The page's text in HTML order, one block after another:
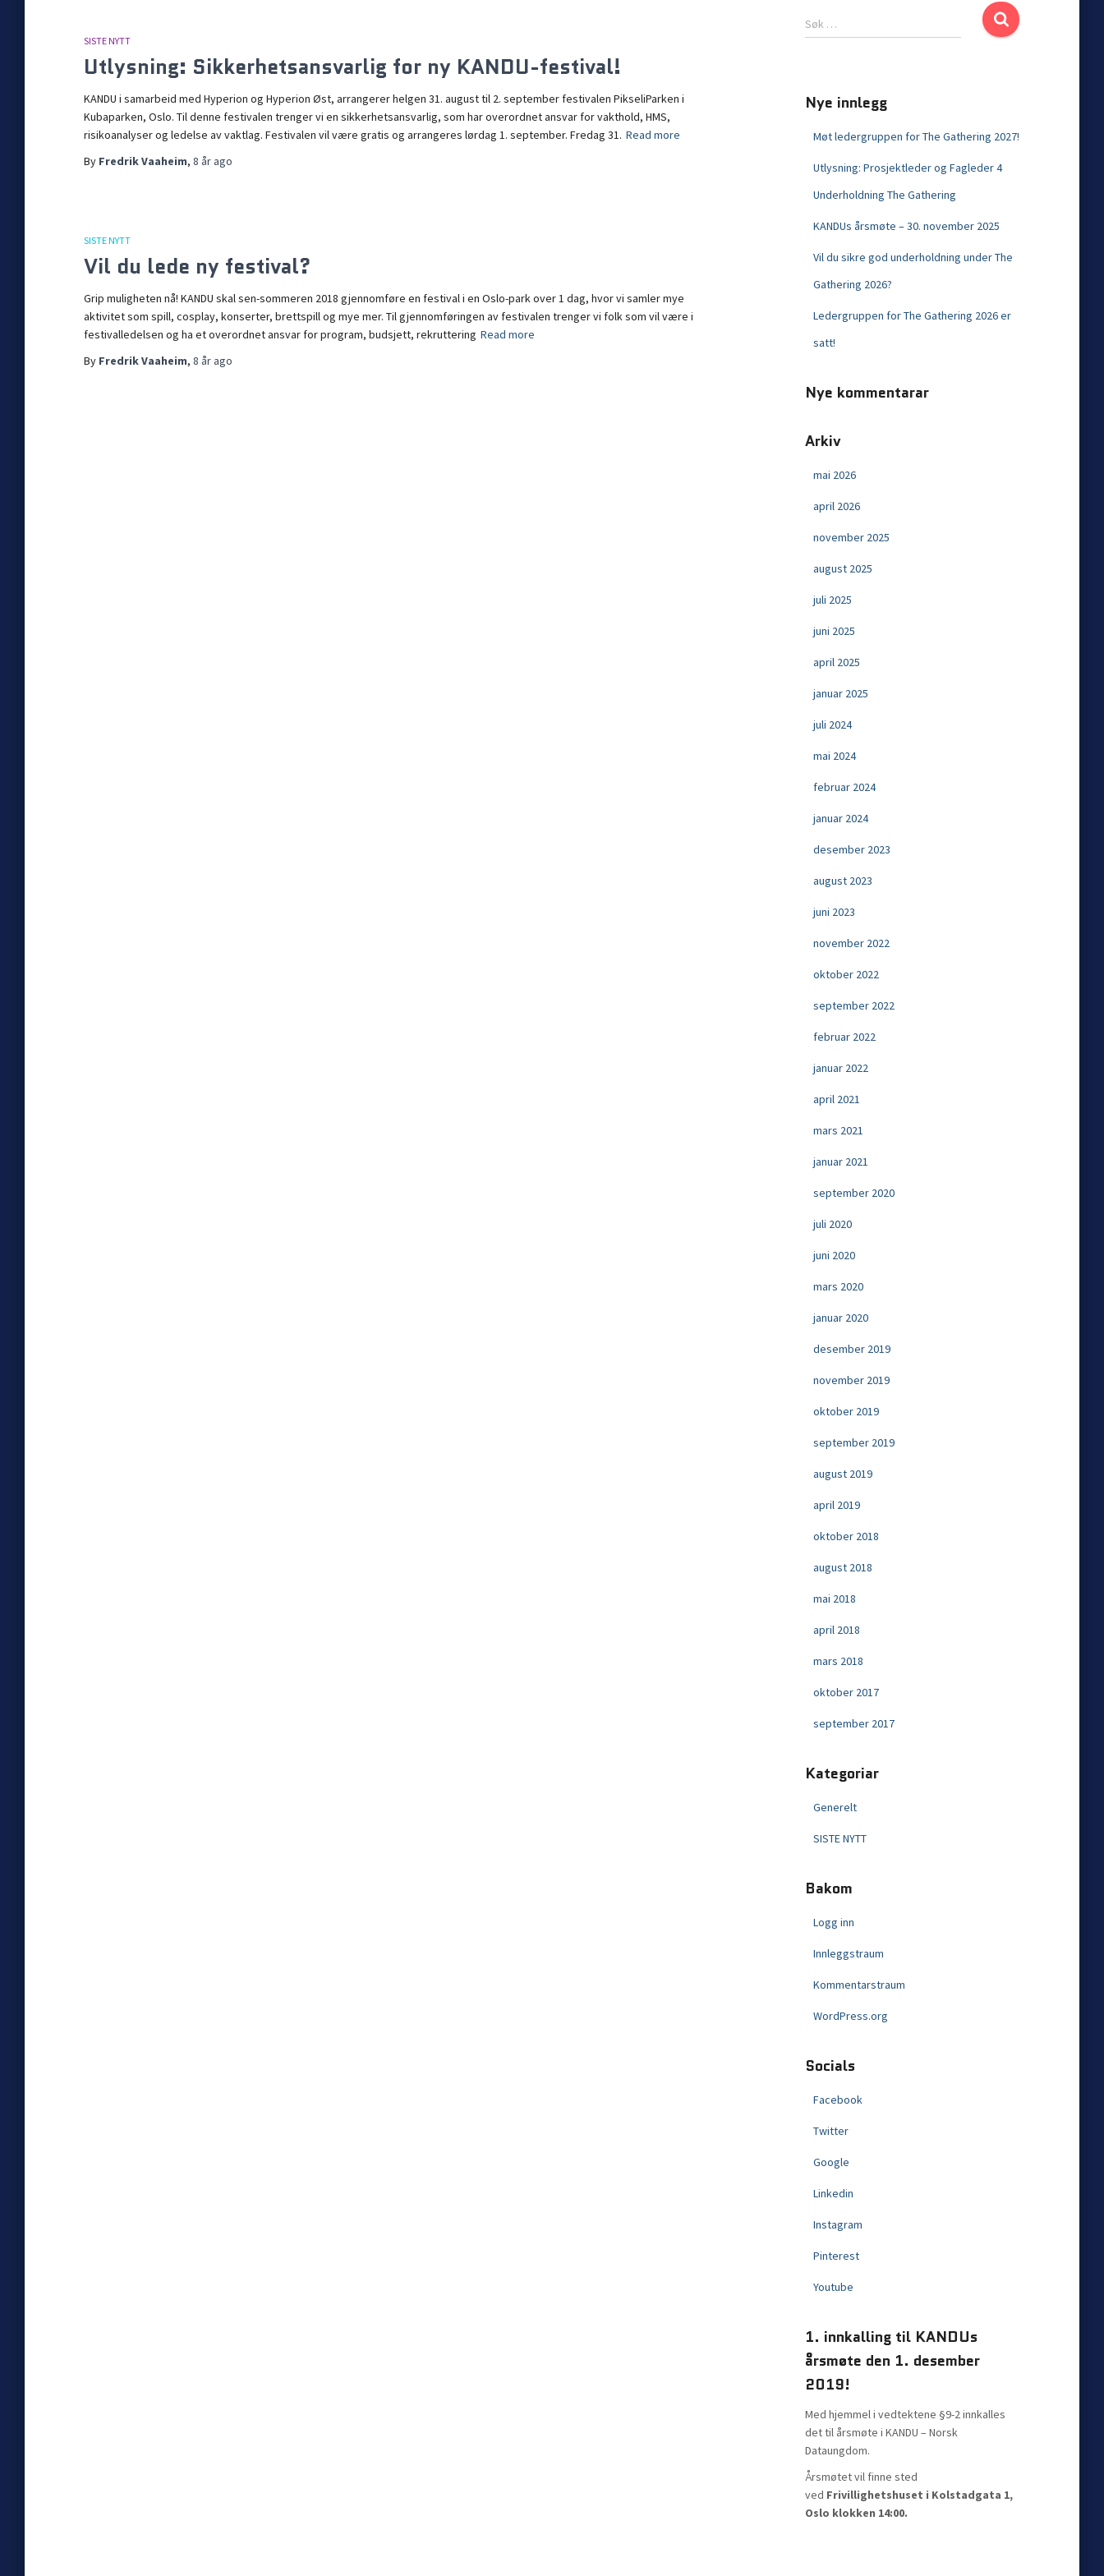
SISTE NYTT
Utlysning: Sikkerhetsansvarlig for ny KANDU-festival!
KANDU i samarbeid med Hyperion og Hyperion Øst, arrangerer helgen 31. august til 2. september festivalen PikseliParken i
Kubaparken, Oslo. Til denne festivalen trenger vi en sikkerhetsansvarlig, som har overordnet ansvar for vakthold, HMS,
risikoanalyser og ledelse av vaktlag. Festivalen vil være gratis og arrangeres lørdag 1. september. Fredag 31. Read more
By Fredrik Vaaheim, 8 år ago
SISTE NYTT
Vil du lede ny festival?
Grip muligheten nå! KANDU skal sen-sommeren 2018 gjennomføre en festival i en Oslo-park over 1 dag, hvor vi samler mye
aktivitet som spill, cosplay, konserter, brettspill og mye mer. Til gjennomføringen av festivalen trenger vi folk som vil være i
festivalledelsen og ha et overordnet ansvar for program, budsjett, rekruttering Read more
By Fredrik Vaaheim, 8 år ago
Søk …
Nye innlegg
Møt ledergruppen for The Gathering 2027!
Utlysning: Prosjektleder og Fagleder 4
Underholdning The Gathering
KANDUs årsmøte – 30. november 2025
Vil du sikre god underholdning under The
Gathering 2026?
Ledergruppen for The Gathering 2026 er
satt!
Nye kommentarar
Arkiv
mai 2026
april 2026
november 2025
august 2025
juli 2025
juni 2025
april 2025
januar 2025
juli 2024
mai 2024
februar 2024
januar 2024
desember 2023
august 2023
juni 2023
november 2022
oktober 2022
september 2022
februar 2022
januar 2022
april 2021
mars 2021
januar 2021
september 2020
juli 2020
juni 2020
mars 2020
januar 2020
desember 2019
november 2019
oktober 2019
september 2019
august 2019
april 2019
oktober 2018
august 2018
mai 2018
april 2018
mars 2018
oktober 2017
september 2017
Kategoriar
Generelt
SISTE NYTT
Bakom
Logg inn
Innleggstraum
Kommentarstraum
WordPress.org
Socials
Facebook
Twitter
Google
Linkedin
Instagram
Pinterest
Youtube
1. innkalling til KANDUs
årsmøte den 1. desember
2019!
Med hjemmel i vedtektene §9-2 innkalles
det til årsmøte i KANDU – Norsk
Dataungdom.
Årsmøtet vil finne sted
ved Frivillighetshuset i Kolstadgata 1,
Oslo klokken 14:00.